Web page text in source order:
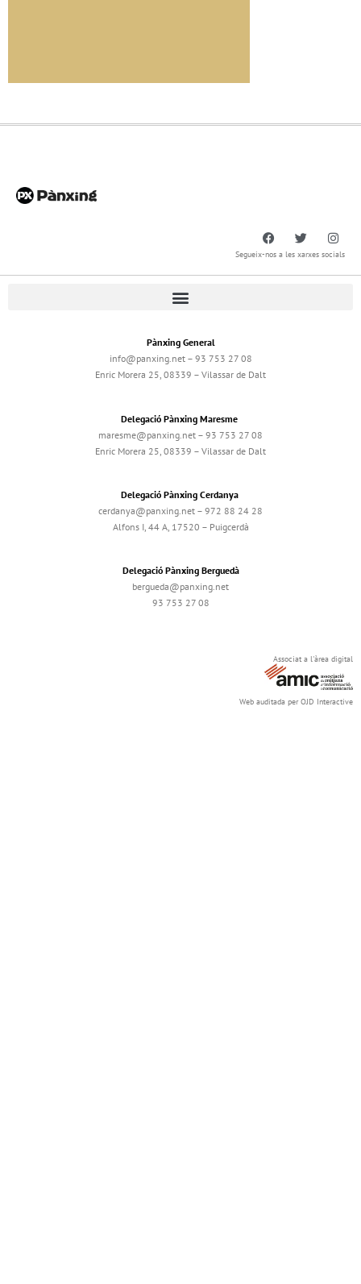
Segueix-nos a les xarxes socials
Pànxing General
info@panxing.net – 93 753 27 08
Enric Morera 25, 08339 – Vilassar de Dalt
Delegació Pànxing Maresme
maresme@panxing.net – 93 753 27 08
Enric Morera 25, 08339 – Vilassar de Dalt
Delegació Pànxing Cerdanya
cerdanya@panxing.net – 972 88 24 28
Alfons I, 44 A, 17520 – Puigcerdà
Delegació Pànxing Berguedà
bergueda@panxing.net
93 753 27 08
Associat a l'àrea digital
Web auditada per OJD Interactive